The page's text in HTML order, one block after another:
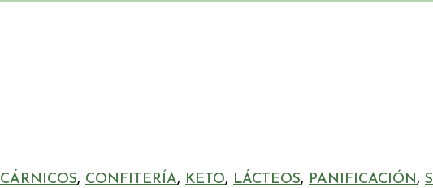
CÁRNICOS, CONFITERÍA, KETO, LÁCTEOS, PANIFICACIÓN,